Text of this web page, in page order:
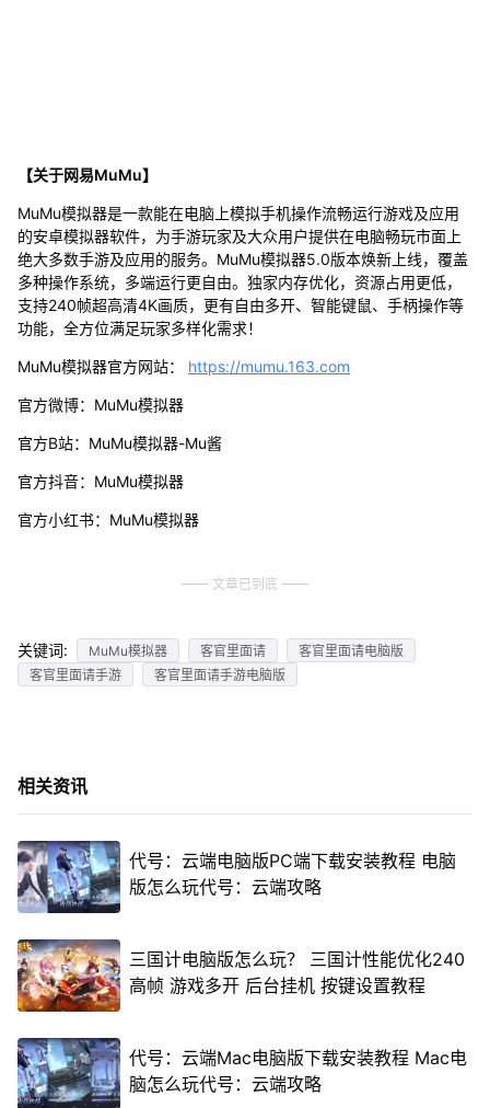
【关于网易MuMu】
MuMu模拟器是一款能在电脑上模拟手机操作流畅运行游戏及应用
的安卓模拟器软件，为手游玩家及大众用户提供在电脑畅玩市面上
绝大多数手游及应用的服务。MuMu模拟器5.0版本焕新上线，覆盖
多种操作系统，多端运行更自由。独家内存优化，资源占用更低，
支持240帧超高清4K画质，更有自由多开、智能键鼠、手柄操作等
功能，全方位满足玩家多样化需求！
MuMu模拟器官方网站： https://mumu.163.com
官方微博：MuMu模拟器
官方B站：MuMu模拟器-Mu酱
官方抖音：MuMu模拟器
官方小红书：MuMu模拟器
文章已到底
关键词: MuMu模拟器 客官里面请
客官里面请电脑版
客官里面请手游
客官里面请手游电脑版
相关资讯
代号：云端电脑版PC端下载安装教程 电脑
版怎么玩代号：云端攻略
三国计电脑版怎么玩？ 三国计性能优化240
高帧 游戏多开 后台挂机 按键设置教程
代号：云端Mac电脑版下载安装教程 Mac电
脑怎么玩代号：云端攻略